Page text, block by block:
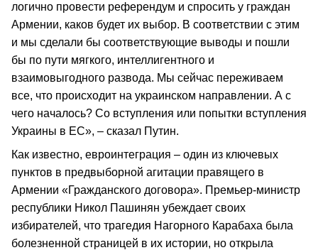
логично провести референдум и спросить у граждан
Армении, каков будет их выбор. В соответствии с этим
и мы сделали бы соответствующие выводы и пошли
бы по пути мягкого, интеллигентного и
взаимовыгодного развода. Мы сейчас переживаем
все, что происходит на украинском направлении. А с
чего началось? Со вступления или попытки вступления
Украины в ЕС», – сказал Путин.
Как известно, евроинтеграция – один из ключевых
пунктов в предвыборной агитации правящего в
Армении «Гражданского договора». Премьер-министр
республики Никол Пашинян убеждает своих
избирателей, что трагедия Нагорного Карабаха была
болезненной страницей в их истории, но открыла